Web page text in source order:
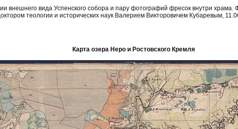
внешнего вида Успенского собора и пару фотографий фресок внутри
теологии и исторических наук Валерием Викторовичем Кубаревым,
Карта озера Неро и Ростовского Кремля